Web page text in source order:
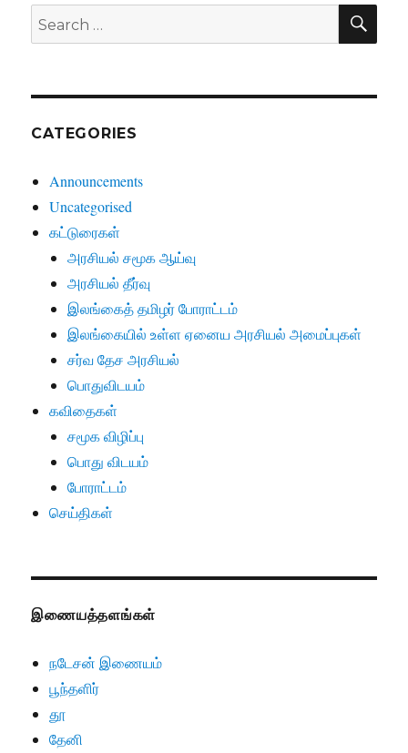
Search
for:
CATEGORIES
Announcements
Uncategorised
கட்டுரைகள்
அரசியல் சமூக ஆய்வு
அரசியல் தீர்வு
இலங்கைத் தமிழர் போராட்டம்
இலங்கையில் உள்ள ஏனைய அரசியல் அமைப்புகள்
சர்வ தேச அரசியல்
பொதுவிடயம்
கவிதைகள்
சமூக விழிப்பு
பொது விடயம்
போராட்டம்
செய்திகள்
இணையத்தளங்கள்
நடேசன் இணையம்
பூந்தளிர்
தூ
தேனி